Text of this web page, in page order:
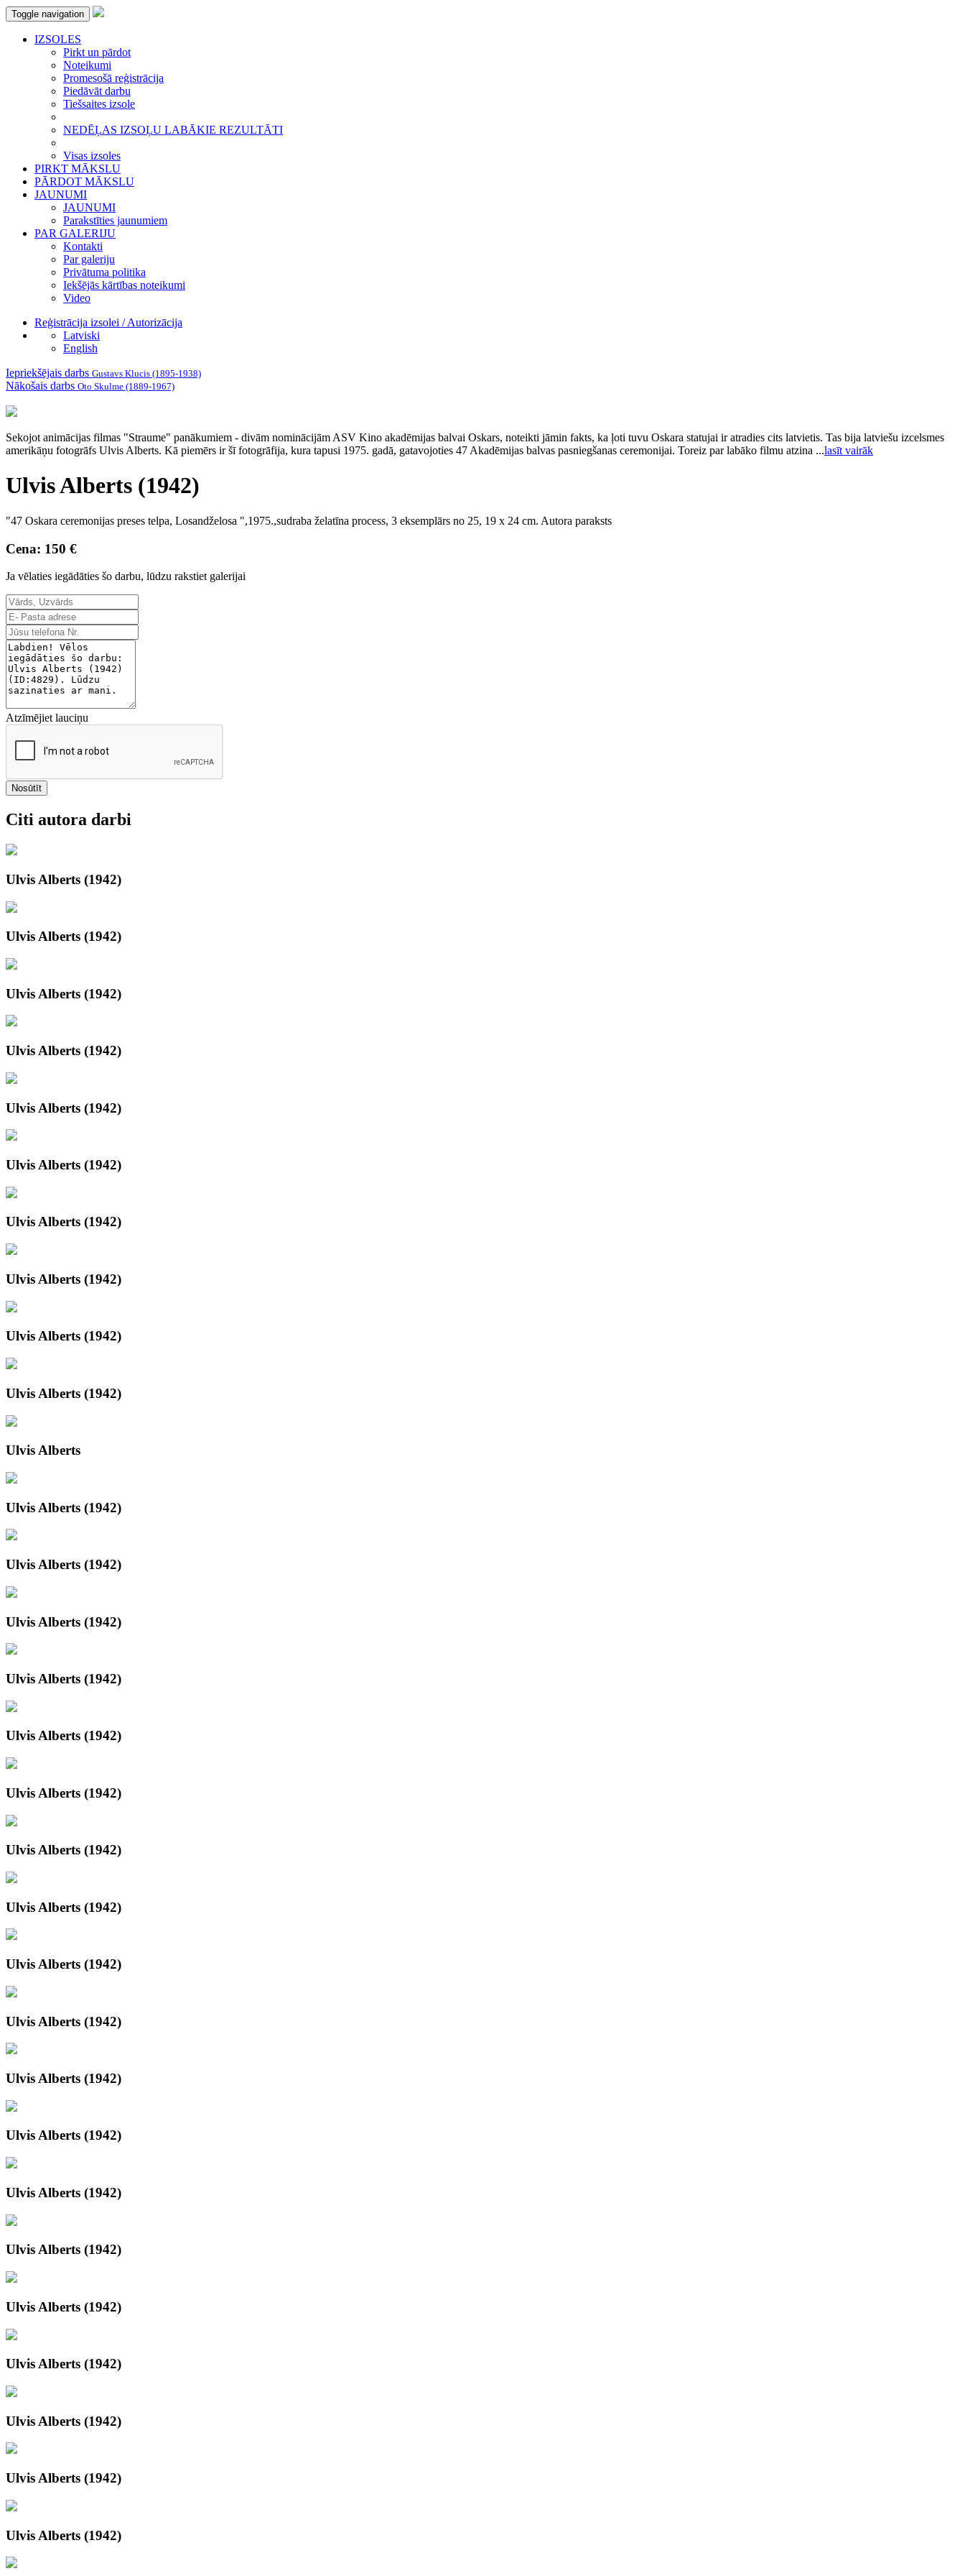
Toggle navigation
IZSOLES
Pirkt un pārdot
Noteikumi
Promesošā reģistrācija
Piedāvāt darbu
Tiešsaites izsole
NEDĒĻAS IZSOĻU LABĀKIE REZULTĀTI
Visas izsoles
PIRKT MĀKSLU
PĀRDOT MĀKSLU
JAUNUMI
JAUNUMI
Parakstīties jaunumiem
PAR GALERIJU
Kontakti
Par galeriju
Privātuma politika
Iekšējās kārtības noteikumi
Video
Reģistrācija izsolei / Autorizācija
Latviski
English
Iepriekšējais darbs Gustavs Klucis (1895-1938)
Nākošais darbs Oto Skulme (1889-1967)
Sekojot animācijas filmas "Straume" panākumiem - divām nominācijām ASV Kino akadēmijas balvai Oskars, noteikti jāmin fakts, ka ļoti tuvu Oskara statujai ir atradies cits latvietis. Tas bija latviešu izcelsmes
amerikāņu fotogrāfs Ulvis Alberts. Kā piemērs ir šī fotogrāfija, kura tapusi 1975. gadā, gatavojoties 47 Akadēmijas balvas pasniegšanas ceremonijai. Toreiz par labāko filmu atzina ...lasīt vairāk
Ulvis Alberts (1942)
"47 Oskara ceremonijas preses telpa, Losandželosa ",1975.,sudraba želatīna process, 3 eksemplārs no 25, 19 x 24 cm. Autora paraksts
Cena: 150 €
Ja vēlaties iegādāties šo darbu, lūdzu rakstiet galerijai
Atzīmējiet lauciņu
Nosūtīt
Citi autora darbi
Ulvis Alberts (1942)
Ulvis Alberts (1942)
Ulvis Alberts (1942)
Ulvis Alberts (1942)
Ulvis Alberts (1942)
Ulvis Alberts (1942)
Ulvis Alberts (1942)
Ulvis Alberts (1942)
Ulvis Alberts (1942)
Ulvis Alberts (1942)
Ulvis Alberts
Ulvis Alberts (1942)
Ulvis Alberts (1942)
Ulvis Alberts (1942)
Ulvis Alberts (1942)
Ulvis Alberts (1942)
Ulvis Alberts (1942)
Ulvis Alberts (1942)
Ulvis Alberts (1942)
Ulvis Alberts (1942)
Ulvis Alberts (1942)
Ulvis Alberts (1942)
Ulvis Alberts (1942)
Ulvis Alberts (1942)
Ulvis Alberts (1942)
Ulvis Alberts (1942)
Ulvis Alberts (1942)
Ulvis Alberts (1942)
Ulvis Alberts (1942)
Ulvis Alberts (1942)